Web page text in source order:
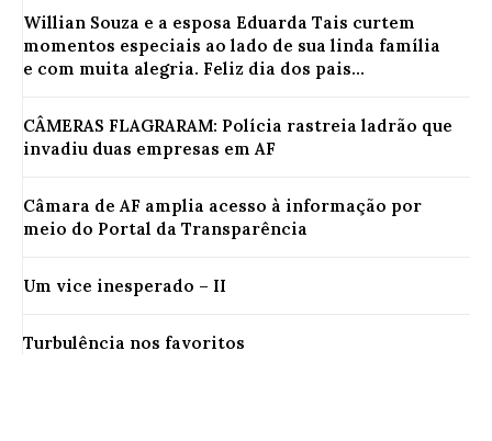
Willian Souza e a esposa Eduarda Tais curtem
momentos especiais ao lado de sua linda família
e com muita alegria. Feliz dia dos pais...
CÂMERAS FLAGRARAM: Polícia rastreia ladrão que
invadiu duas empresas em AF
Câmara de AF amplia acesso à informação por
meio do Portal da Transparência
Um vice inesperado – II
Turbulência nos favoritos